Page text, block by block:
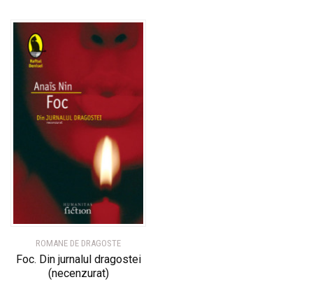
ROMANE DE DRAGOSTE
Foc. Din jurnalul dragostei
(necenzurat)